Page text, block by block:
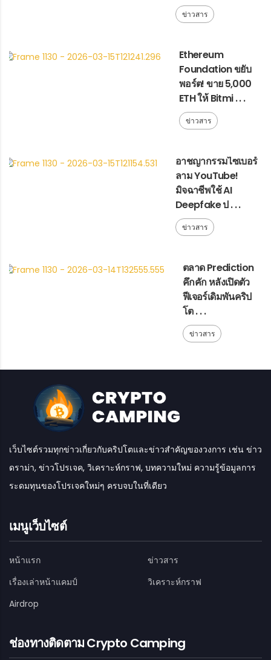
ข่าวสาร
Ethereum
Foundation ขยับ
พอร์ต! ขาย 5,000
ETH ให้ Bitmi . . .
ข่าวสาร
อาชญากรรมไซเบอร์
ลาม YouTube!
มิจฉาชีพใช้ AI
Deepfake ป . . .
ข่าวสาร
ตลาด Prediction
คึกคัก หลังเปิดตัว
ฟีเจอร์เดิมพันคริป
โต . . .
ข่าวสาร
เว็บไซต์รวมทุกข่าวเกี่ยวกับคริปโตและข่าวสำคัญของวงการ เช่น ข่าว
ดราม่า, ข่าวโปรเจค, วิเคราะห์กราฟ, บทความใหม่ ความรู้ข้อมูลการ
ระดมทุนของโปรเจคใหม่ๆ ครบจบในที่เดียว
เมนูเว็บไซต์
หน้าแรก
ข่าวสาร
เรื่องเล่าหน้าแคมป์
วิเคราะห์กราฟ
Airdrop
ช่องทางติดตาม Crypto Camping